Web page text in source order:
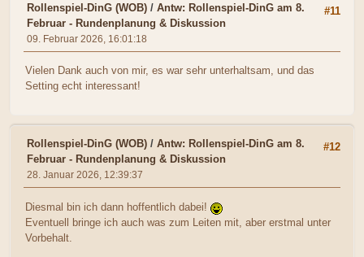
#11
Rollenspiel-DinG (WOB) / Antw: Rollenspiel-DinG am 8.
Februar - Rundenplanung & Diskussion
09. Februar 2026, 16:01:18
Vielen Dank auch von mir, es war sehr unterhaltsam, und das
Setting echt interessant!
#12
Rollenspiel-DinG (WOB) / Antw: Rollenspiel-DinG am 8.
Februar - Rundenplanung & Diskussion
28. Januar 2026, 12:39:37
Diesmal bin ich dann hoffentlich dabei!
Eventuell bringe ich auch was zum Leiten mit, aber erstmal unter
Vorbehalt.